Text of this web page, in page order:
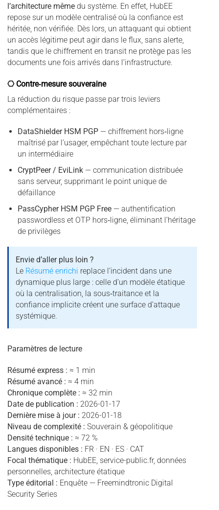
l’architecture même du système. En effet, HubEE
repose sur un modèle centralisé où la confiance est
héritée, non vérifiée. Dès lors, un attaquant qui obtient
un accès légitime peut agir dans le flux, sans alerte,
tandis que le chiffrement en transit ne protège pas les
documents une fois arrivés dans l’infrastructure.
⎔ Contre‑mesure souveraine
La réduction du risque passe par trois leviers
complémentaires :
DataShielder HSM PGP— chiffrement hors‑ligne
maîtrisé par l’usager, empêchant toute lecture par
un intermédiaire
CryptPeer / EviLink— communication distribuée
sans serveur, supprimant le point unique de
défaillance
PassCypher HSM PGP Free— authentification
passwordless et OTP hors‑ligne, éliminant l’héritage
de privilèges
Envie d’aller plus loin ?
Le Résumé enrichi replace l’incident dans une
dynamique plus large : celle d’un modèle étatique
où la centralisation, la sous‑traitance et la
confiance implicite créent une surface d’attaque
systémique.
Paramètres de lecture
Résumé express : ≈ 1 min
Résumé avancé : ≈ 4 min
Chronique complète : ≈ 32 min
Date de publication : 2026-01-17
Dernière mise à jour : 2026-01-18
Niveau de complexité : Souverain & géopolitique
Densité technique : ≈ 72 %
Langues disponibles : FR · EN · ES · CAT
Focal thématique : HubEE, service-public.fr, données
personnelles, architecture étatique
Type éditorial : Enquête — Freemindtronic Digital
Security Series